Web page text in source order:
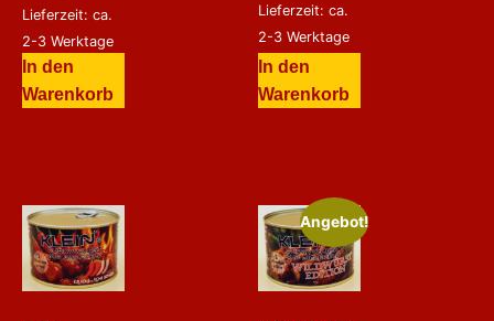
Lieferzeit: ca.
2-3 Werktage
In den
Warenkorb
Lieferzeit: ca.
2-3 Werktage
In den
Warenkorb
Angebot!